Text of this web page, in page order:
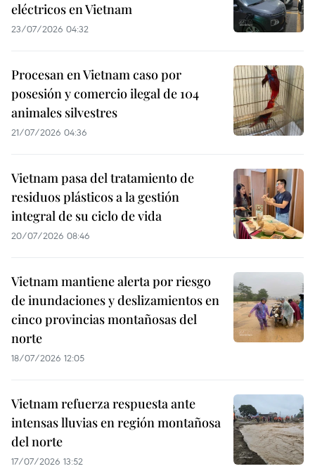
eléctricos en Vietnam
23/07/2026 04:32
Procesan en Vietnam caso por
posesión y comercio ilegal de 104
animales silvestres
21/07/2026 04:36
Vietnam pasa del tratamiento de
residuos plásticos a la gestión
integral de su ciclo de vida
20/07/2026 08:46
Vietnam mantiene alerta por riesgo
de inundaciones y deslizamientos en
cinco provincias montañosas del
norte
18/07/2026 12:05
Vietnam refuerza respuesta ante
intensas lluvias en región montañosa
del norte
17/07/2026 13:52